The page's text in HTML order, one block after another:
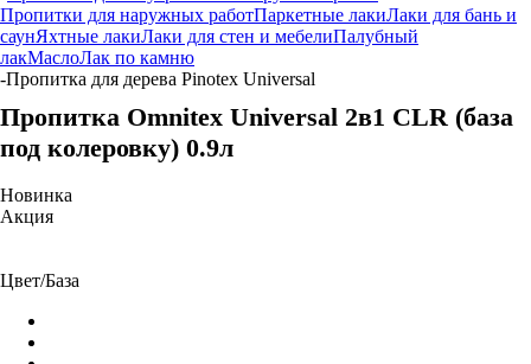
Пропитки для наружных работПаркетные лакиЛаки для бань и
саунЯхтные лакиЛаки для стен и мебелиПалубный
лакМаслоЛак по камню
-Пропитка для дерева Pinotex Universal
Пропитка Omnitex Universal 2в1 CLR (база
под колеровку) 0.9л
Новинка
Акция
Цвет/База